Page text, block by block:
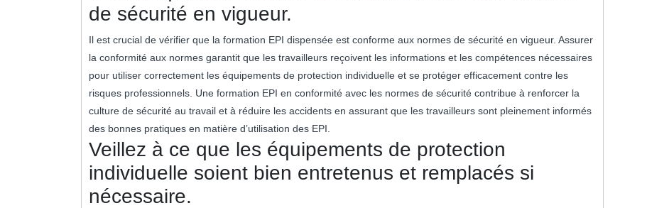
de sécurité en vigueur.
Il est crucial de vérifier que la formation EPI dispensée est conforme aux normes de sécurité en vigueur. Assurer
la conformité aux normes garantit que les travailleurs reçoivent les informations et les compétences nécessaires
pour utiliser correctement les équipements de protection individuelle et se protéger efficacement contre les
risques professionnels. Une formation EPI en conformité avec les normes de sécurité contribue à renforcer la
culture de sécurité au travail et à réduire les accidents en assurant que les travailleurs sont pleinement informés
des bonnes pratiques en matière d’utilisation des EPI.
Veillez à ce que les équipements de protection
individuelle soient bien entretenus et remplacés si
nécessaire.